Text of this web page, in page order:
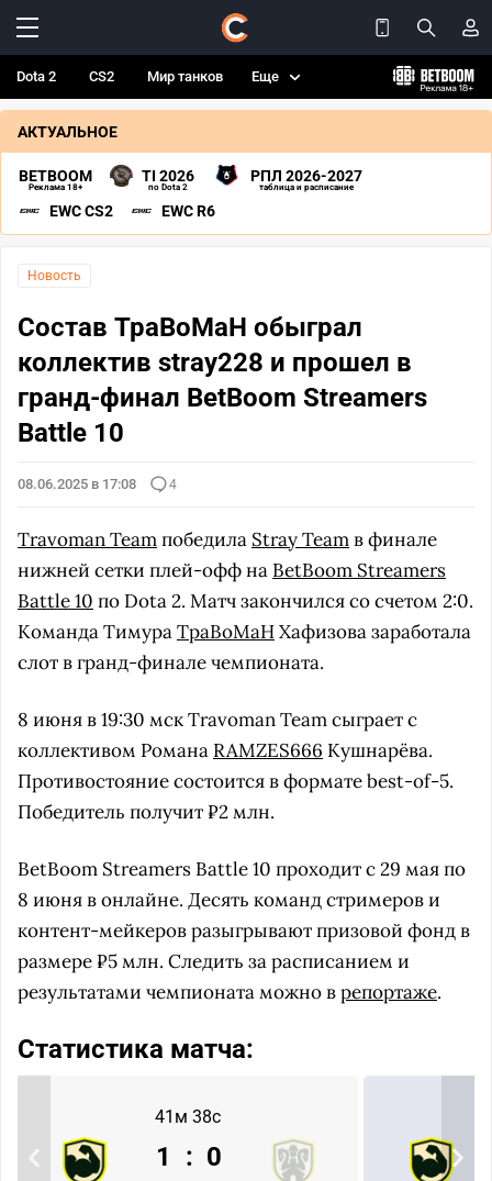
Dota 2 CS2 Мир танков Еще
АКТУАЛЬНОЕ
BETBOOM
Реклама 18+
TI 2026
по Dota 2
РПЛ 2026-2027
таблица и расписание
EWC CS2 EWC R6
Новость
Состав TpaBoMaH обыграл
коллектив stray228 и прошел в
гранд-финал BetBoom Streamers
Battle 10
08.06.2025 в 17:08 4
Travoman Teamпобедила Stray Teamв финале
нижней сетки плей-офф на BetBoom Streamers
Battle 10 по Dota 2. Матч закончился со счетом 2:0.
Команда ТимураTpaBoMaHХафизова заработала
слот в гранд-финале чемпионата.
8 июня в 19:30 мск Travoman Team сыграет с
коллективом Романа RAMZES666 Кушнарёва.
Противостояние состоится в формате best-of-5.
Победитель получит ₽2 млн.
BetBoom Streamers Battle 10 проходит с 29 мая по
8 июня в онлайне. Десять команд стримеров и
контент-мейкеров разыгрывают призовой фонд в
размере ₽5 млн. Следить за расписанием и
результатами чемпионата можно врепортаже.
Статистика матча:
41м 38с
1 : 0